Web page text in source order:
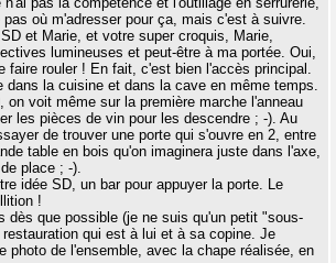
où m'adresser pour ça, mais c'est à suivre.
et Marie, et votre super croquis, Marie,
lumineuses et peut-être à ma portée. Oui,
faire rouler ! En fait, c'est bien l'accès principal.
dans la cuisine et dans la cave en même temps.
on voit même sur la première marche l'anneau
les pièces de vin pour les descendre ; -). Au
de trouver une porte qui s'ouvre en 2, entre
table en bois qu'on imaginera juste dans l'axe,
place ; -).
idée SD, un bar pour appuyer la porte. Le
!
dès que possible (je ne suis qu'un petit "sous-
qui est à lui et à sa copine. Je
photo de l'ensemble, avec la chape réalisée, en